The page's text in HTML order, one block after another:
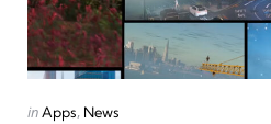
Categories
Posted
inApps News